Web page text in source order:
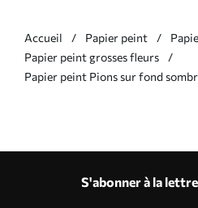
Accueil Papier peint
Papier peint grosses fleurs
Papier peint Pions sur fond
S'abonner à la